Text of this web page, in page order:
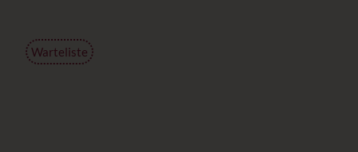
Warteliste